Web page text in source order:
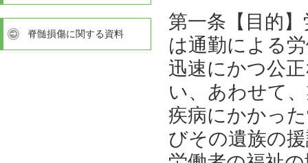
第一条【目的
は通勤による
迅速にかつ公
い、あわせて
疾病にかかっ
びその遺族の
脊髄損傷に関する資料